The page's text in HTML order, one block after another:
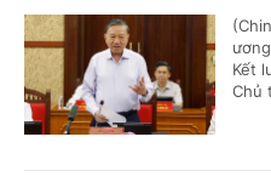
Kết
Chủ